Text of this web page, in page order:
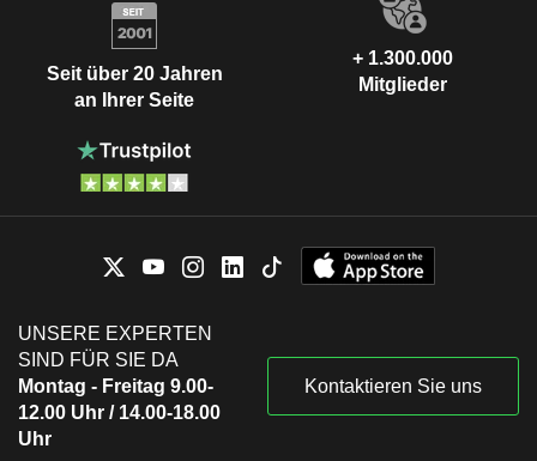
Seit über 20 Jahren
an Ihrer Seite
+ 1.300.000
Mitglieder
UNSERE EXPERTEN
SIND FÜR SIE DA
Montag - Freitag 9.00-
12.00 Uhr / 14.00-18.00
Uhr
Kontaktieren Sie uns